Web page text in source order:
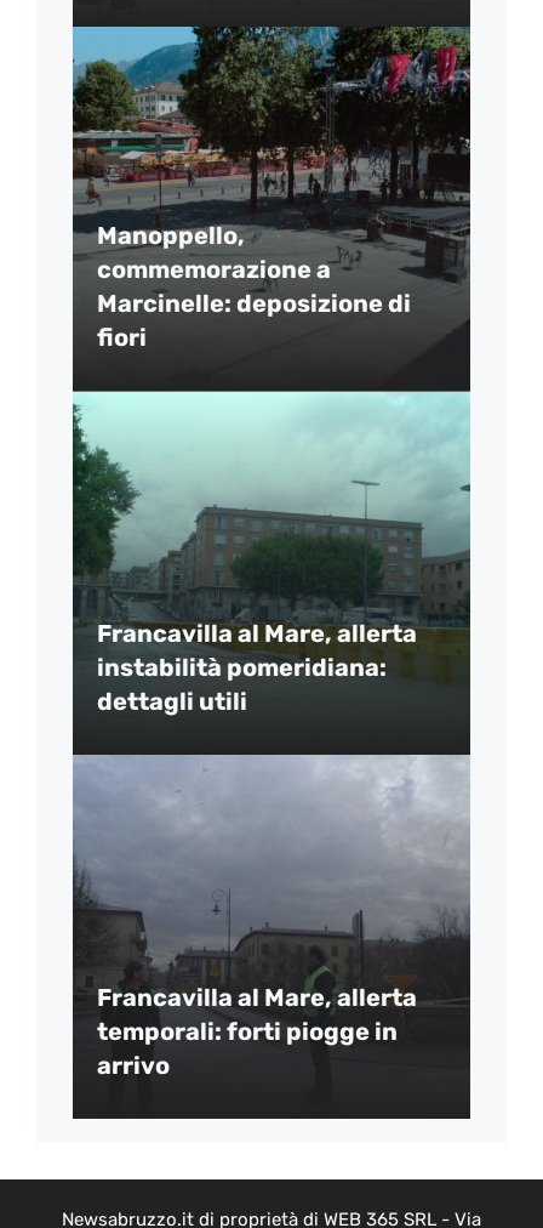
Manoppello,
commemorazione a
Marcinelle: deposizione di
fiori
Francavilla al Mare, allerta
instabilità pomeridiana:
dettagli utili
Francavilla al Mare, allerta
temporali: forti piogge in
arrivo
Newsabruzzo.it di proprietà di WEB 365 SRL - Via